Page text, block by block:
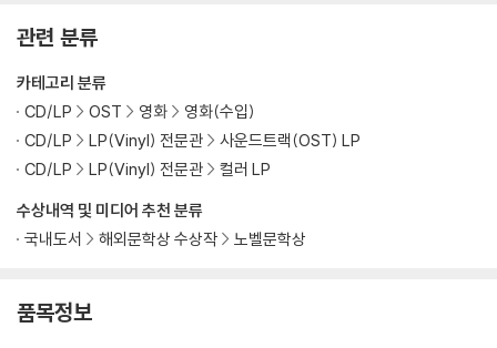
관련 분류
수상내역 및 미디어 추천 분류
국내도서
해외문학상 수상작 노벨문학상
카테고리 분류
CD/LP
OST 영화
영화(수입)
CD/LP
LP(Vinyl) 전문관
사운드트랙(OST) LP
CD/LP
LP(Vinyl) 전문관 컬러 LP
품목정보